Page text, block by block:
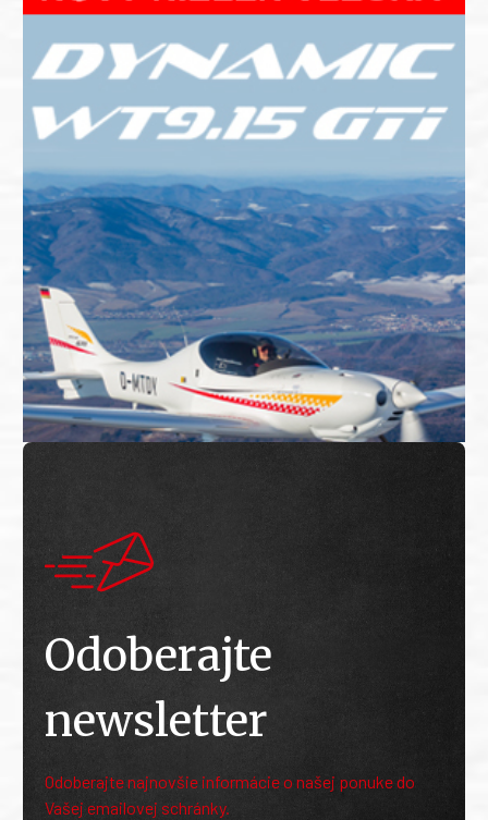
Odoberajte
newsletter
Odoberajte najnovšie informácie o našej ponuke do
Vašej emailovej schránky.